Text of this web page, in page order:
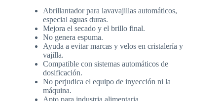
Abrillantador para lavavajillas automáticos,
especial aguas duras.
Mejora el secado y el brillo final.
No genera espuma.
Ayuda a evitar marcas y velos en cristalería y
vajilla.
Compatible con sistemas automáticos de
dosificación.
No perjudica el equipo de inyección ni la
máquina.
Apto para industria alimentaria.